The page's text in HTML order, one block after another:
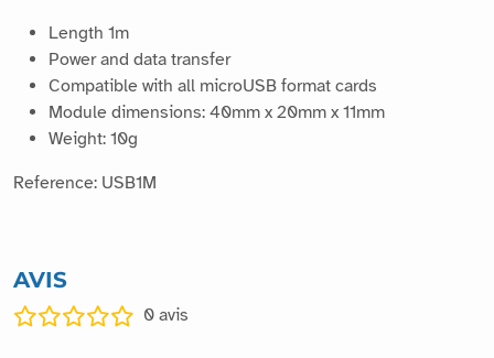
Length 1m
Power and data transfer
Compatible with all microUSB format cards
Module dimensions: 40mm x 20mm x 11mm
Weight: 10g
Reference: USB1M
AVIS
0 avis